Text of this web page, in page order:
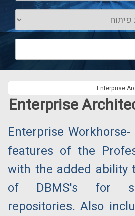
Enterprise
Enterprise
Enterprise
features of the
with the added ability
of DBMS's for
repositories. Also